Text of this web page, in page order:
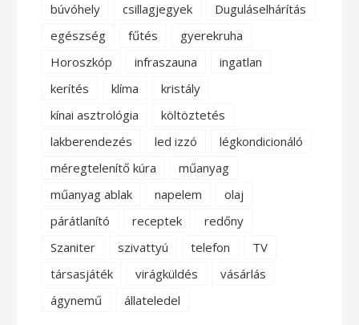
búvóhely
csillagjegyek
Duguláselhárítás
egészség
fűtés
gyerekruha
Horoszkóp
infraszauna
ingatlan
kerítés
klíma
kristály
kínai asztrológia
költöztetés
lakberendezés
led izzó
légkondicionáló
méregtelenítő kúra
műanyag
műanyag ablak
napelem
olaj
párátlanító
receptek
redőny
Szaniter
szivattyú telefon
TV
társasjáték
virágküldés
vásárlás
ágynemű
állateledel